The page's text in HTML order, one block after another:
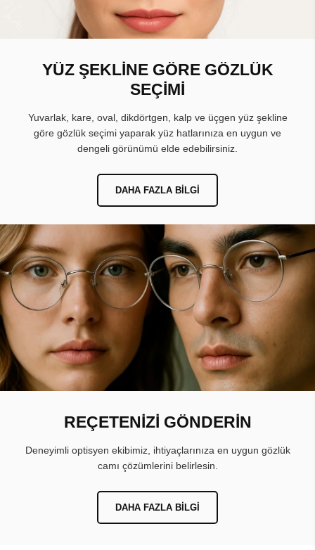
YÜZ ŞEKLİNE GÖRE GÖZLÜK
SEÇİMİ
Yuvarlak, kare, oval, dikdörtgen, kalp ve üçgen yüz şekline
göre gözlük seçimi yaparak yüz hatlarınıza en uygun ve
dengeli görünümü elde edebilirsiniz.
DAHA FAZLA BILGI
REÇETENİZİ GÖNDERİN
Deneyimli optisyen ekibimiz, ihtiyaçlarınıza en uygun gözlük
camı çözümlerini belirlesin.
DAHA FAZLA BILGI